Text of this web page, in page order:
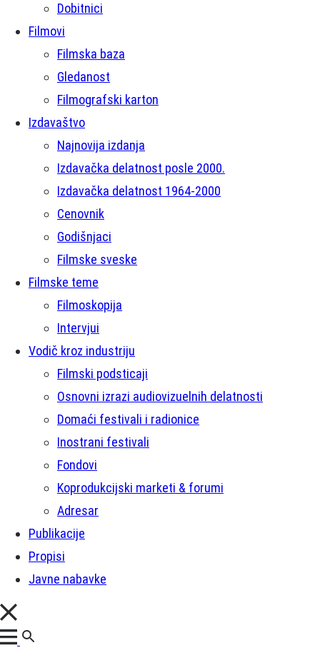
Dobitnici
Filmovi
Filmska baza
Gledanost
Filmografski karton
Izdavaštvo
Najnovija izdanja
Izdavačka delatnost posle 2000.
Izdavačka delatnost 1964-2000
Cenovnik
Godišnjaci
Filmske sveske
Filmske teme
Filmoskopija
Intervjui
Vodič kroz industriju
Filmski podsticaji
Osnovni izrazi audiovizuelnih delatnosti
Domaći festivali i radionice
Inostrani festivali
Fondovi
Koprodukcijski marketi & forumi
Adresar
Publikacije
Propisi
Javne nabavke